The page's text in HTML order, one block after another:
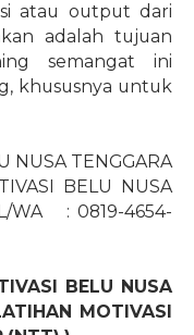
atau output dari
adalah tujuan
semangat ini
khususnya untuk
NUSA TENGGARA
BELU NUSA
WA
: 0819-4654-
BELU NUSA
MOTIVASI